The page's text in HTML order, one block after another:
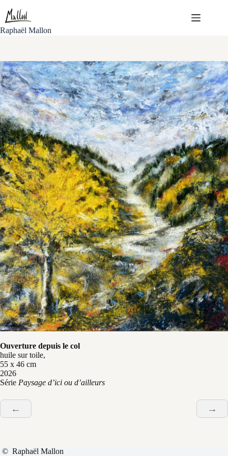
contenu
Raphaël Mallon
Ouverture depuis le col
huile sur toile,
55 x 46 cm
2026
Série Paysage d’ici ou d’ailleurs
← →
© Raphaël Mallon